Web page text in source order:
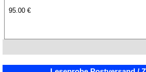
95.00 €